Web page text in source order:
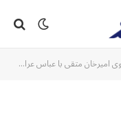
متقی با عباس عراقچی گفتگوی تیلیفونی کرد